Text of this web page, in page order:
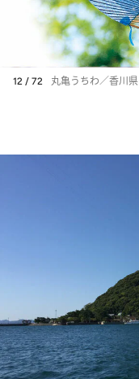
12 / 72 丸亀うちわ／香川県